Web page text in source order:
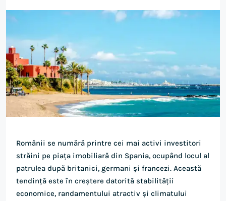
Românii se numără printre cei mai activi investitori
străini pe piața imobiliară din Spania, ocupând locul al
patrulea după britanici, germani și francezi. Această
tendință este în creștere datorită stabilității
economice, randamentului atractiv și climatului